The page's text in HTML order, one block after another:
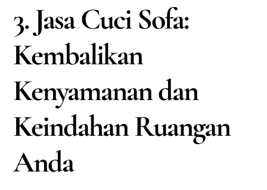
3. Jasa Cuci Sofa:
Kembalikan
Kenyamanan dan
Keindahan Ruangan
Anda